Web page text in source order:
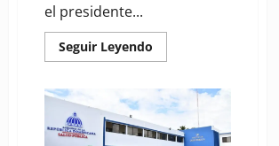
el presidente...
Seguir Leyendo
more
de
Emergencia
dominicano
atiende